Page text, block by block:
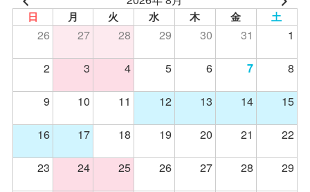
日 月 火 水 木 金 土
26 27 28 29 30 31
1
2
3 4 5 6 7
8
9
10 11 12 13 14
15
16
17 18 19 20 21
22
23
24 25 26 27 28
29